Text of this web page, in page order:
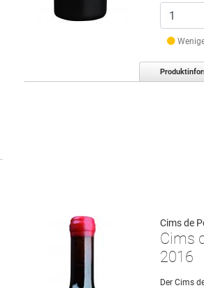
Cims de
Cims
2016
Der Cims